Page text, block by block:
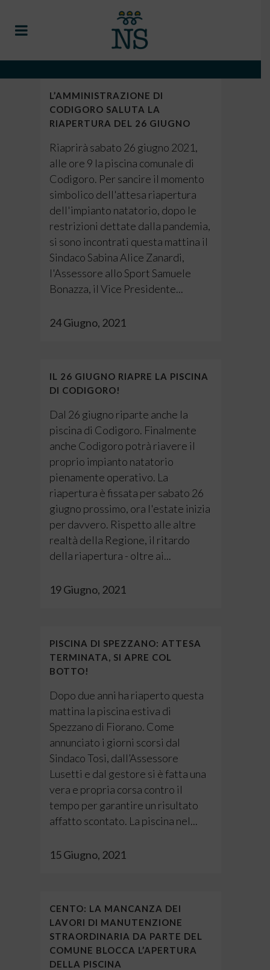
L’AMMINISTRAZIONE DI
CODIGORO SALUTA LA
RIAPERTURA DEL 26 GIUGNO
Riaprirà sabato 26 giugno 2021,
alle ore 9 la piscina comunale di
Codigoro. Per sancire il momento
simbolico dell'attesa riapertura
dell'impianto natatorio, dopo le
restrizioni dettate dalla pandemia,
si sono incontrati questa mattina il
Sindaco Sabina Alice Zanardi,
l'Assessore allo Sport Samuele
Bonazza, il Vice Presidente...
24 Giugno, 2021
IL 26 GIUGNO RIAPRE LA PISCINA
DI CODIGORO!
Dal 26 giugno riparte anche la
piscina di Codigoro. Finalmente
anche Codigoro potrà riavere il
proprio impianto natatorio
pienamente operativo. La
riapertura è fissata per sabato 26
giugno prossimo, ora l'estate inizia
per davvero. Rispetto alle altre
realtà della Regione, il ritardo
della riapertura - oltre ai...
19 Giugno, 2021
PISCINA DI SPEZZANO: ATTESA
TERMINATA, SI APRE COL
BOTTO!
Dopo due anni ha riaperto questa
mattina la piscina estiva di
Spezzano di Fiorano. Come
annunciato i giorni scorsi dal
Sindaco Tosi, dall’Assessore
Lusetti e dal gestore si è fatta una
vera e propria corsa contro il
tempo per garantire un risultato
affatto scontato. La piscina nel...
15 Giugno, 2021
CENTO: LA MANCANZA DEI
LAVORI DI MANUTENZIONE
STRAORDINARIA DA PARTE DEL
COMUNE BLOCCA L’APERTURA
DELLA PISCINA